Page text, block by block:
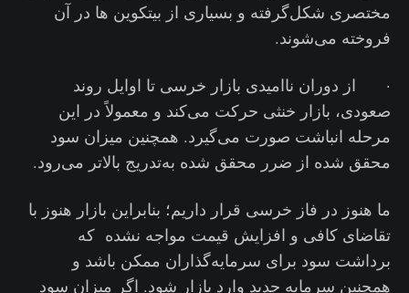
مختصری شکل‌گرفته و بسیاری از بیتکوین ها در آن
فروخته می‌شوند.
· از دوران ناامیدی بازار خرسی تا اوایل روند
صعودی، بازار خنثی حرکت می‌کند و معمولاً در این
مرحله انباشت صورت می‌گیرد. همچنین میزان سود
محقق شده از ضرر محقق شده به‌تدریج بالاتر می‌رود.
ما هنوز در فاز خرسی قرار داریم؛ بنابراین بازار هنوز با
تقاضای کافی و افزایش قیمت مواجه نشده که
برداشت سود برای سرمایه‌گذاران ممکن باشد و
همچنین سرمایه جدید وارد بازار شود. اگر میزان سود